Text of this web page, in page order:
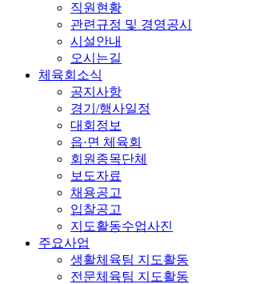
직원현황
관련규정 및 경영공시
시설안내
오시는길
체육회소식
공지사항
경기/행사일정
대회정보
읍·면 체육회
회원종목단체
보도자료
채용공고
입찰공고
지도활동수업사진
주요사업
생활체육팀 지도활동
전문체육팀 지도활동